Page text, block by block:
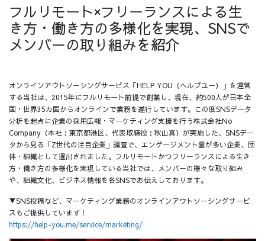
採用情報トップ チームインタビュー01
お問い合わせ
フルリモート×フリーランスによる生
き方・働き方の多様化を実現、SNSで
メンバーの取り組みを紹介
オンラインアウトソーシングサービス「HELP YOU（ヘルプユー）」を運営
する当社は、2015年にフルリモート前提で創業し、現在、約500人が日本全
国・世界35カ国からオンラインで業務を遂行しています。この度SNSデータ
分析を起点に企業の採用広報・マーケティング支援を行う株式会社No
Company（本社：東京都港区、代表取締役：秋山真）が実施した、SNSデー
タから見る「Z世代の注目企業」調査で、エンゲージメント量が多い企業、団
体・組織として選出されました。フルリモートかつフリーランスによる生き
方・働き方の多様化を実現している当社では、メンバーの様々な取り組み
や、組織文化、ビジネス情報を各SNSでお伝えしております。
▼SNS投稿など、マーケティング業務のオンラインアウトソーシングサービ
スもご提供しています！
https://help-you.me/service/marketing/